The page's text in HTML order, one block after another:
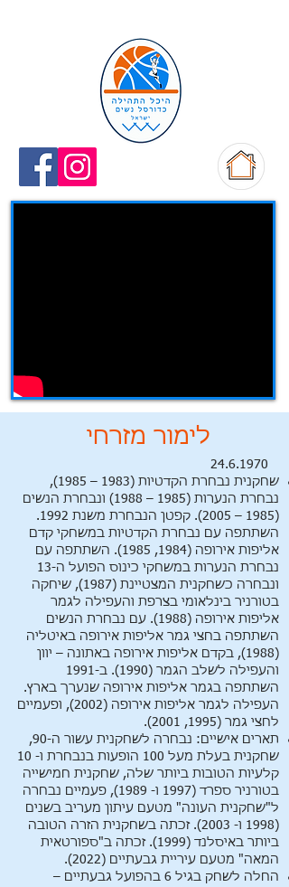
לימור מזרחי
24.6.1970
שחקנית נבחרת הקדטיות (1983 – 1985),
נבחרת הנערות (1985 – 1988) ונבחרת הנשים
(1985 – 2005). קפטן הנבחרת משנת 1992.
השתתפה עם נבחרת הקדטיות במשחקי קדם
אליפות אירופה (1984, 1985). השתתפה עם
נבחרת הנערות במשחקי כינוס הפועל ה-13
ונבחרה כשחקנית המצטיינת (1987), שיחקה
בטורניר בינלאומי בצרפת והעפילה לגמר
אליפות אירופה (1988). עם נבחרת הנשים
השתתפה בחצי גמר אליפות אירופה באיטליה
(1988), בקדם אליפות אירופה באתונה – יוון
והעפילה לשלב הגמר (1990). ב-1991
השתתפה בגמר אליפות אירופה שנערך בארץ.
העפילה לגמר אליפות אירופה (2002), ופעמיים
לחצי גמר (1995, 2001).
תארים אישיים: נבחרה לשחקנית עשור ה-90,
שחקנית בעלת מעל 100 הופעות בנבחרת ו- 10
קלעיות הטובות ביותר שלה, שחקנית חמישייה
בטורניר ספרד (1997 ו- 1989), פעמיים נבחרה
ל"שחקנית העונה" מטעם עיתון מעריב בשנים
(1998 ו- 2003). זכתה בשחקנית הזרה הטובה
ביותר באיסלנד (1999). זכתה ב"ספורטאית
המאה" מטעם עיריית גבעתיים (2022).
החלה לשחק בגיל 6 בהפועל גבעתיים –